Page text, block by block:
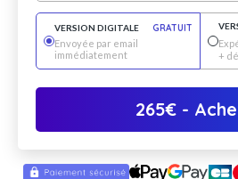
VERSION DIGITALE
GRATUIT
Envoyée par email
immédiatement
+
265€ -